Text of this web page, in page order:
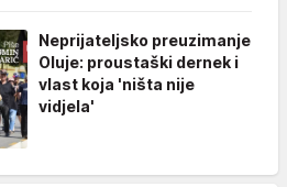
Neprijateljsko preuzimanje
Oluje: proustaški dernek i
vlast koja 'ništa nije
vidjela'